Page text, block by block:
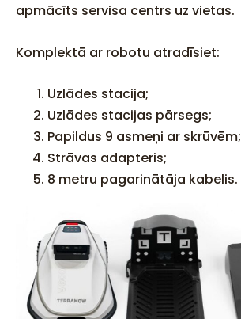
apmācīts servisa centrs uz vietas.
Komplektā ar robotu atradīsiet:
Uzlādes stacija;
Uzlādes stacijas pārsegs;
Papildus 9 asmeņi ar skrūvēm;
Strāvas adapteris;
8 metru pagarinātāja kabelis.